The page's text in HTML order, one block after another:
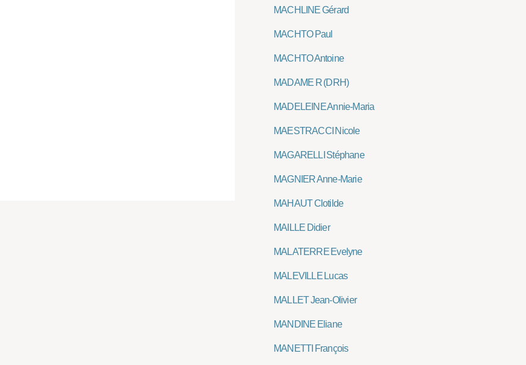
MACHLINE Gérard
MACHTO Paul
MACHTO Antoine
MADAME R (DRH)
MADELEINE Annie-Maria
MAESTRACCI Nicole
MAGARELLI Stéphane
MAGNIER Anne-Marie
MAHAUT Clotilde
MAILLE Didier
MALATERRE Evelyne
MALEVILLE Lucas
MALLET Jean-Olivier
MANDINE Eliane
MANETTI François